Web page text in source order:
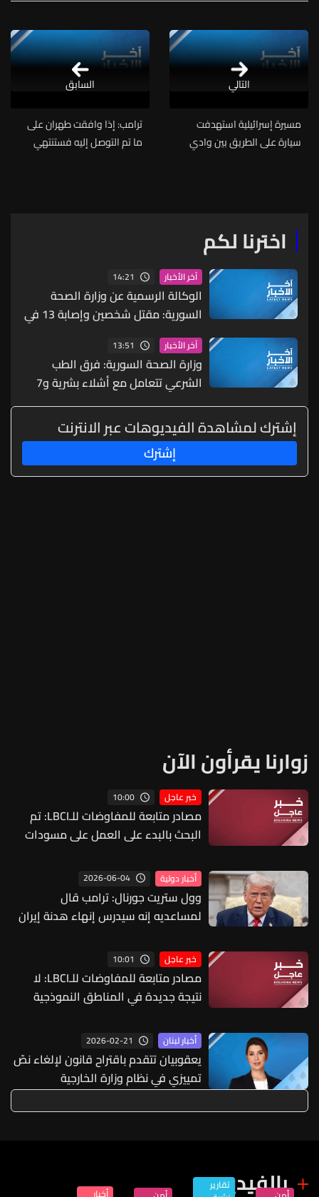
التالي
مسيرة إسرائيلية استهدفت
سيارة على الطريق بين وادي
ترامب: إذا وافقت طهران على
ما تم التوصل إليه فستنتهي
السابق
اخترنا لكم
آخر الأخبار 14:21
الوكالة الرسمية عن وزارة الصحة
السورية: مقتل شخصين وإصابة 13 في
انفجار مركبة بمدينة جرمانا قرب دمشق
آخر الأخبار 13:51
وزارة الصحة السورية: فرق الطب
الشرعي تتعامل مع أشلاء بشرية و7
مصابين جراء انفجار جرمانا
إشترك لمشاهدة الفيديوهات عبر الانترنت
إشترك
زوارنا يقرأون الآن
خبر عاجل 10:00
مصادر متابعة للمفاوضات للـLBCI: تم
البحث بالبدء على العمل على مسودات
عندها والمرجعيات القانونية لهذا
الإتفاق إن كان عبر الأمم المتحدة أو
الولايات المتحدة
أخبار دولية 2026-06-04
وول ستريت جورنال: ترامب قال
لمساعديه إنه سيدرس إنهاء هدنة إيران
خبر عاجل 10:01
مصادر متابعة للمفاوضات للـLBCI: لا
نتيجة جديدة في المناطق النموذجية
تصر على التحقق في اول منطقتين
أخبار لبنان 2026-02-21
يعقوبيان تتقدم باقتراح قانون لإلغاء نصّ
تمييزي في نظام وزارة الخارجية
بالفيديو
تقارير